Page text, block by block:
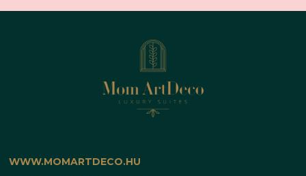
WWW.MOMARTDECO.HU